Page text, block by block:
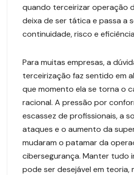
quando terceirizar operação
deixa de ser tática e passa a
continuidade, risco e
Para muitas empresas, a
terceirização faz sentido em
que momento ela se torna o
racional. A pressão por
escassez de profissionais, a
ataques e o aumento da
mudaram o patamar da
cibersegurança. Manter tudo
pode ser desejável em teoria,